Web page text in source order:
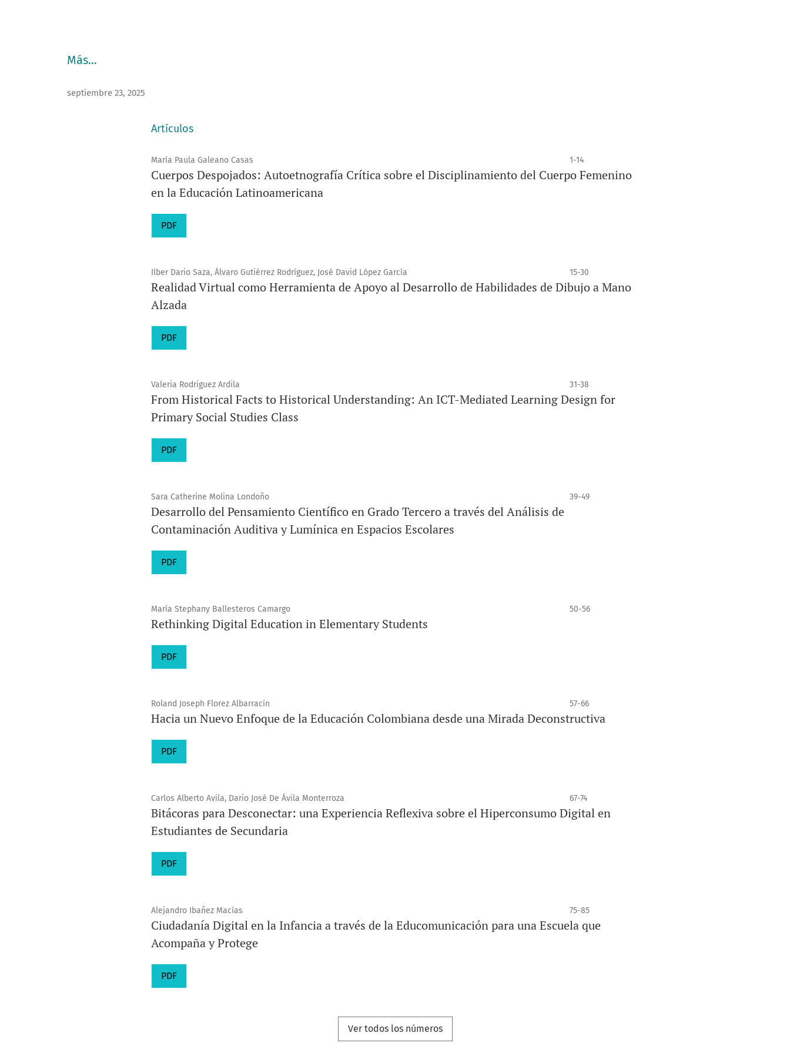
Más…
septiembre 23, 2025
Artículos
María Paula Galeano Casas 1-14
Cuerpos Despojados: Autoetnografía Crítica sobre el Disciplinamiento del Cuerpo Femenino
en la Educación Latinoamericana
PDF
Ilber Dario Saza, Álvaro Gutiérrez Rodríguez, José David López García 15-30
Realidad Virtual como Herramienta de Apoyo al Desarrollo de Habilidades de Dibujo a Mano
Alzada
PDF
Valeria Rodriguez Ardila 31-38
From Historical Facts to Historical Understanding: An ICT-Mediated Learning Design for
Primary Social Studies Class
PDF
Sara Catherine Molina Londoño 39-49
Desarrollo del Pensamiento Científico en Grado Tercero a través del Análisis de
Contaminación Auditiva y Lumínica en Espacios Escolares
PDF
María Stephany Ballesteros Camargo 50-56
Rethinking Digital Education in Elementary Students
PDF
Roland Joseph Florez Albarracín 57-66
Hacia un Nuevo Enfoque de la Educación Colombiana desde una Mirada Deconstructiva
PDF
Carlos Alberto Avila, Dario José De Ávila Monterroza 67-74
Bitácoras para Desconectar: una Experiencia Reflexiva sobre el Hiperconsumo Digital en
Estudiantes de Secundaria
PDF
Alejandro Ibañez Macías 75-85
Ciudadanía Digital en la Infancia a través de la Educomunicación para una Escuela que
Acompaña y Protege
PDF
Ver todos los números